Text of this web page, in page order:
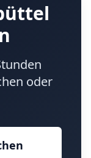
oder